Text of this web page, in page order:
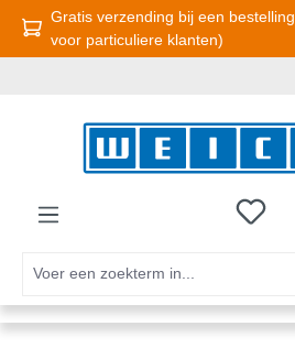
Ga naar de hoofdinhoud
Gratis verzending bij een
voor particuliere klanten)
Je